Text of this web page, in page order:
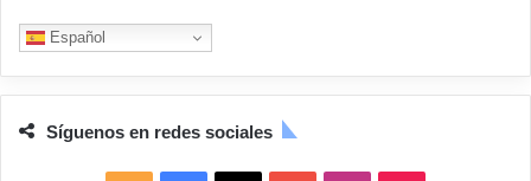
Español
Síguenos en redes sociales